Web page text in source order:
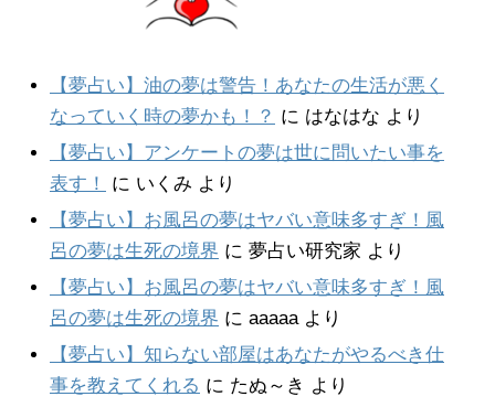
【夢占い】油の夢は警告！あなたの生活が悪く
なっていく時の夢かも！？ に はなはな より
【夢占い】アンケートの夢は世に問いたい事を
表す！
に いくみ より
【夢占い】お風呂の夢はヤバい意味多すぎ！風
呂の夢は生死の境界 に 夢占い研究家 より
【夢占い】お風呂の夢はヤバい意味多すぎ！風
呂の夢は生死の境界 に aaaaaより
【夢占い】知らない部屋はあなたがやるべき仕
事を教えてくれる に たぬ～き より